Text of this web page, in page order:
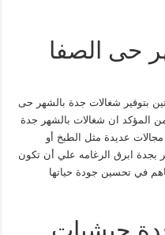
حى الصفا
بتوفير شغالات جدة بالشهر حى
المؤكد ان شغالات بالشهر جدة
عديدة مثل الطبخ أو
بجدة ابرق الرغامه علي أن تكون
في تحسين جودة حياتها